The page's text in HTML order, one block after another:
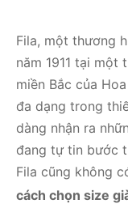
Fila, một thương
năm 1911 tại một
miền Bắc của
đa dạng trong
dàng nhận ra
đang tự tin bước
Fila cũng không
cách chọn size